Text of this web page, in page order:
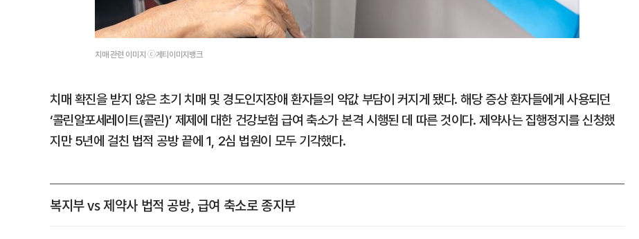
치매 관련 이미지 ⓒ게티이미지뱅크
치매 확진을 받지 않은 초기 치매 및 경도인지장애 환자들의 약값 부담이 커지게 됐다. 해당 증상 환자들에게 사용되던
‘콜린알포세레이트(콜린)’ 제제에 대한 건강보험 급여 축소가 본격 시행된 데 따른 것이다. 제약사는 집행정지를 신청했
지만 5년에 걸친 법적 공방 끝에 1, 2심 법원이 모두 기각했다.
복지부 vs 제약사 법적 공방, 급여 축소로 종지부